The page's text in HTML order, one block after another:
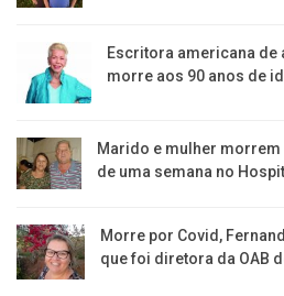
Escritora americana de
morre aos 90 anos de
Marido e mulher
de uma semana no
Morre por Covid,
que foi diretora da OAB